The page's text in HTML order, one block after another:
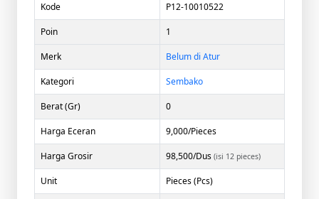
Kode P12-10010522
Poin 1
Merk Belum di Atur
Kategori Sembako
Berat (Gr) 0
Harga Eceran 9,000/Pieces
Harga Grosir 98,500/Dus (isi 12 pieces)
Unit Pieces (Pcs)